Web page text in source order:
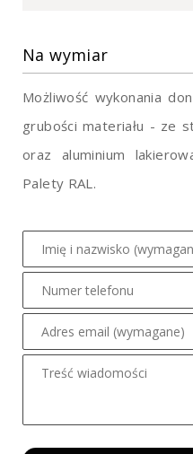
Na wymiar
Możliwość wykonania
grubości materiału - ze
oraz aluminium
Palety RAL.